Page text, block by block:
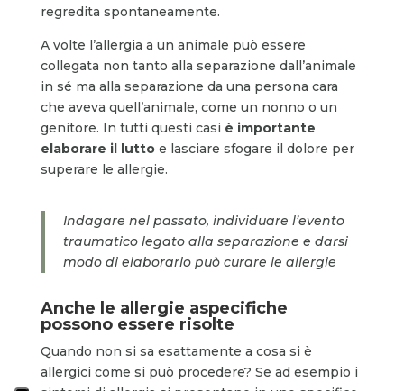
regredita spontaneamente.
A volte l’allergia a un animale può essere
collegata non tanto alla separazione dall’animale
in sé ma alla separazione da una persona cara
che aveva quell’animale, come un nonno o un
genitore. In tutti questi casi è importante
elaborare il lutto e lasciare sfogare il dolore per
superare le allergie.
Indagare nel passato, individuare l’evento
traumatico legato alla separazione e darsi
modo di elaborarlo può curare le allergie
Anche le allergie aspecifiche
possono essere risolte
Quando non si sa esattamente a cosa si è
allergici come si può procedere? Se ad esempio i